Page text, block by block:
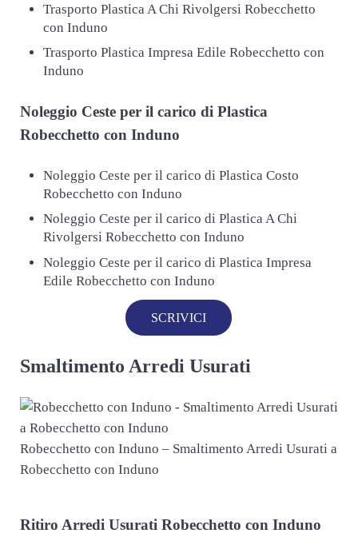
Trasporto Plastica A Chi Rivolgersi Robecchetto
con Induno
Trasporto Plastica Impresa Edile Robecchetto con
Induno
Noleggio Ceste per il carico di Plastica
Robecchetto con Induno
Noleggio Ceste per il carico di Plastica Costo
Robecchetto con Induno
Noleggio Ceste per il carico di Plastica A Chi
Rivolgersi Robecchetto con Induno
Noleggio Ceste per il carico di Plastica Impresa
Edile Robecchetto con Induno
SCRIVICI
Smaltimento Arredi Usurati
Robecchetto con Induno – Smaltimento Arredi Usurati a
Robecchetto con Induno
Ritiro Arredi Usurati Robecchetto con Induno